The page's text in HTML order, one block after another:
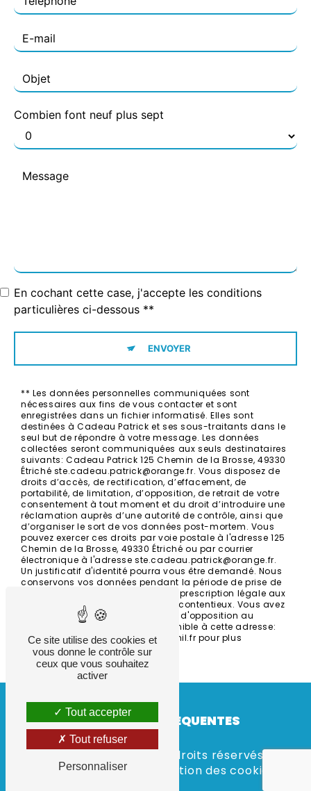
Combien font neuf plus sept
En cochant cette case, j'accepte les conditions
particulières ci-dessous **
ENVOYER
** Les données personnelles communiquées sont
nécessaires aux fins de vous contacter et sont
enregistrées dans un fichier informatisé. Elles sont
destinées à Cadeau Patrick et ses sous-traitants dans le
seul but de répondre à votre message. Les données
collectées seront communiquées aux seuls destinataires
suivants: Cadeau Patrick 125 Chemin de la Brosse, 49330
Étriché ste.cadeau.patrick@orange.fr. Vous disposez de
droits d’accès, de rectification, d’effacement, de
portabilité, de limitation, d’opposition, de retrait de votre
consentement à tout moment et du droit d’introduire une
réclamation auprès d’une autorité de contrôle, ainsi que
d’organiser le sort de vos données post-mortem. Vous
pouvez exercer ces droits par voie postale à l'adresse 125
Chemin de la Brosse, 49330 Étriché ou par courrier
électronique à l'adresse ste.cadeau.patrick@orange.fr.
Un justificatif d'identité pourra vous être demandé. Nous
conservons vos données pendant la période de prise de
contact puis pendant la durée de prescription légale aux
fins probatoires et de gestion des contentieux. Vous avez
le droit de vous inscrire sur la liste d'opposition au
démarchage téléphonique, disponible à cette adresse:
Bloctel.gouv.fr. Consultez le site cnil.fr pour plus
d’informations sur vos droits.
RECHERCHES FRÉQUENTES
- 2026 - Tous droits réservés -
Mentions légales
Gestion des cookies
Ce site utilise des cookies et
vous donne le contrôle sur
ceux que vous souhaitez
activer
Tout accepter
Tout refuser
Personnaliser